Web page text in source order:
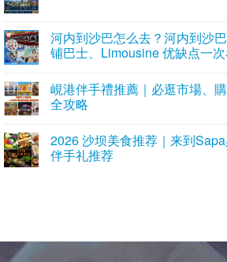
河内到沙巴怎么去？河内到沙
铺巴士、Limousine 优缺点一
峴港伴手禮推薦｜必逛市場、
全攻略
2026 沙坝美食推荐｜来到
伴手礼推荐